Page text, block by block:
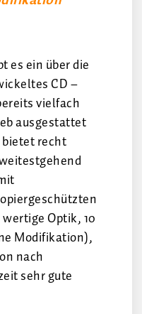
es ein über die
CD –
vielfach
ausgestattet
recht
Optik, 10
Modifikation),
nach
sehr gute